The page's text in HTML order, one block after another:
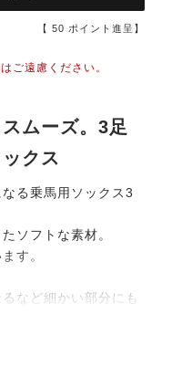
【 50 ポイント進呈】
ご遠慮ください。
ムーズ。3足
クス
る乗馬用ソックス3
ソフトな素材。
す。
など細かい部分にも